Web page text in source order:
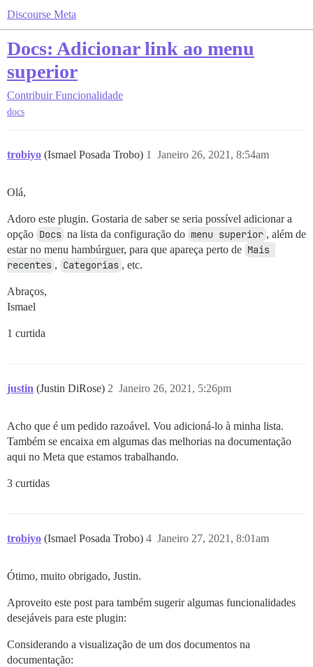
Discourse Meta
Docs: Adicionar link ao menu
superior
Contribuir Funcionalidade
docs
trobiyo (Ismael Posada Trobo) Janeiro 26, 2021, 8:54am
1
Olá,
Adoro este plugin. Gostaria de saber se seria possível adicionar a
opção Docs na lista da configuração do menu superior , além de
estar no menu hambúrguer, para que apareça perto de Mais
recentes , Categorias , etc.
Abraços,
Ismael
1 curtida
justin (Justin DiRose) Janeiro 26, 2021, 5:26pm
2
Acho que é um pedido razoável. Vou adicioná-lo à minha lista.
Também se encaixa em algumas das melhorias na documentação
aqui no Meta que estamos trabalhando.
3 curtidas
trobiyo (Ismael Posada Trobo) Janeiro 27, 2021, 8:01am
4
Ótimo, muito obrigado, Justin.
Aproveito este post para também sugerir algumas funcionalidades
desejáveis para este plugin:
Considerando a visualização de um dos documentos na
documentação: